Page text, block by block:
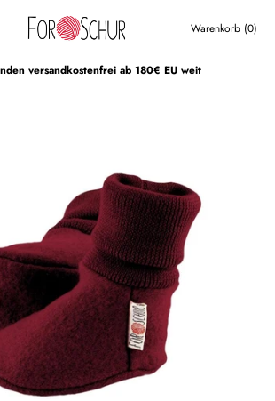
Warenkorb (0)
versandkostenfrei ab 180€ EU weit